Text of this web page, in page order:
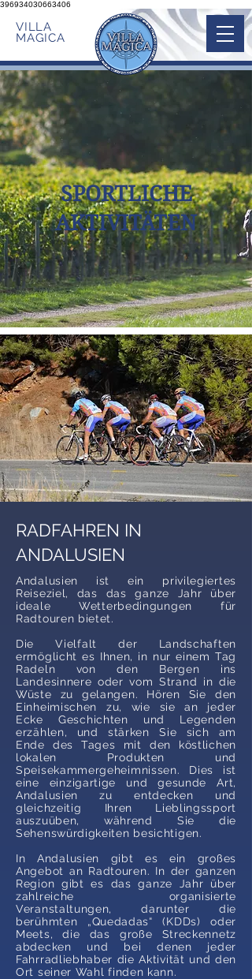
396934030663406
VILLA
MAGICA
SPORTLICHE
AKTIVITÄTEN
RADFAHREN IN
ANDALUSIEN
Andalusien ist ein privilegiertes
Reiseziel, das das ganze Jahr über
ideale Wetterbedingungen für
Radtouren bietet.
Die Vielfalt der Landschaften
ermöglicht es Ihnen, in nur einem Tag
Radeln von den Bergen ins
Landesinnere oder vom Strand in die
Wüste zu gelangen. Hören Sie den
Einheimischen zu, wie sie an jeder
Ecke Geschichten und Legenden
erzählen, und stärken Sie sich am
Ende des Tages mit den köstlichen
lokalen Produkten und
Speisekammergeheimnissen. Dies ist
eine einzigartige und gesunde Art,
Andalusien zu entdecken und
gleichzeitig Ihren Lieblingssport
auszuüben, während Sie die
Sehenswürdigkeiten besichtigen.
In Andalusien gibt es ein großes
Angebot an Radtouren. In der ganzen
Region gibt es das ganze Jahr über
zahlreiche organisierte
Veranstaltungen, darunter die
berühmten „Quedadas“ (KDDs) oder
Meets, die das große Streckennetz
abdecken und bei denen jeder
Fahrradliebhaber die Aktivität und den
Ort seiner Wahl finden kann.